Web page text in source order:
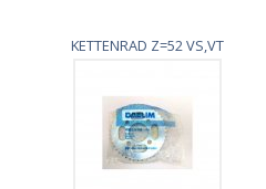
KETTENRAD Z=52 VS,VT